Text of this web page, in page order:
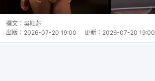
撰文： 吳順芯
出版： 2026-07-20 19:00 更新： 2026-07-20 19:00